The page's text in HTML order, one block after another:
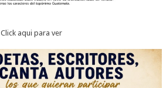
Click aqui para ver